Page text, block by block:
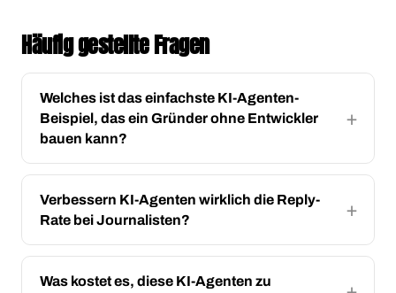
Häufig gestellte Fragen
Welches ist das einfachste KI-Agenten-
Beispiel, das ein Gründer ohne Entwickler
bauen kann?
Verbessern KI-Agenten wirklich die Reply-
Rate bei Journalisten?
Was kostet es, diese KI-Agenten zu